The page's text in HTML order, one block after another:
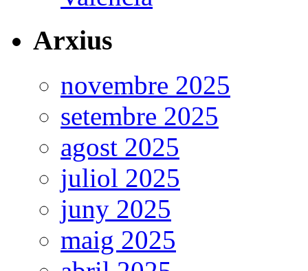
Arxius
novembre 2025
setembre 2025
agost 2025
juliol 2025
juny 2025
maig 2025